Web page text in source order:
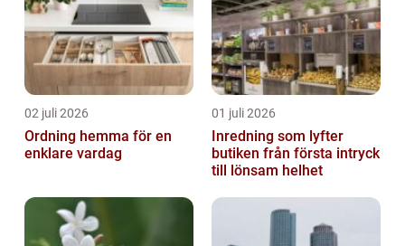
02 juli 2026
Ordning hemma för en
enklare vardag
01 juli 2026
Inredning som lyfter
butiken från första intryck
till lönsam helhet